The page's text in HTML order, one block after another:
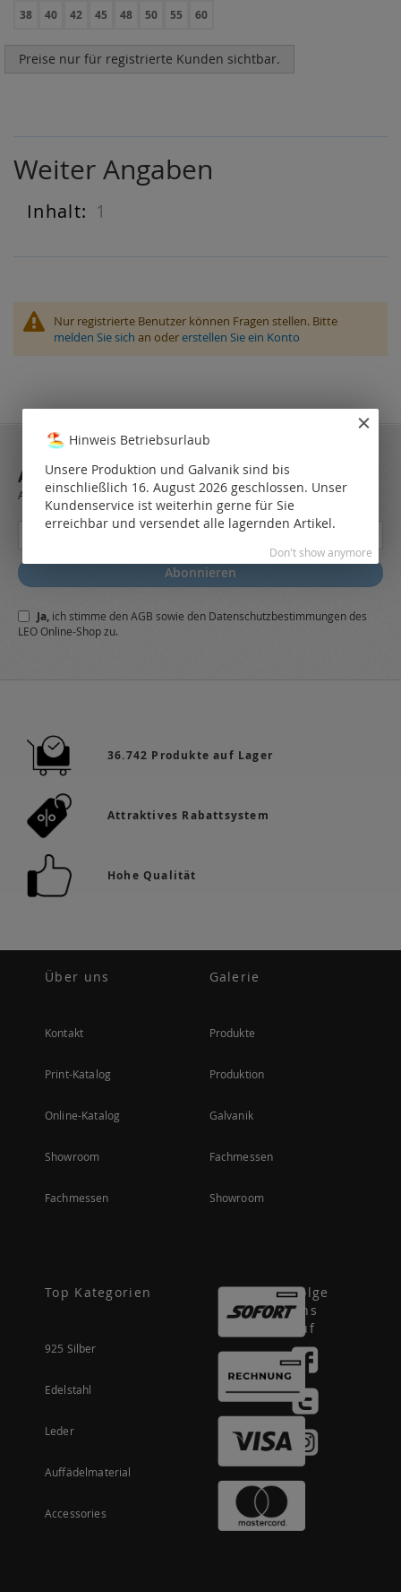
38 40 42 45 48 50 55 60
Preise nur für registrierte Kunden sichtbar.
Weiter Angaben
Weiter
1
Nur registrierte Benutzer können Fragen stellen. Bitte
melden Sie sich an odererstellen Sie ein Konto
ABONNIEREN SIE UNSEREN NEWSLETTER
Always stay up to date and find out what's new from the very first hand.
Melden
sich
für
Newsletter
a:
Abonnieren
Ja, ich stimme denAGB sowie den Datenschutzbestimmungendes
LEO Online-Shop zu.
36.742 Produkte auf Lager
Attraktives Rabattsystem
Hohe Qualität
Über uns
Kontakt
Print-Katalog
Online-Katalog
Showroom
Fachmessen
Galerie
Produkte
Produktion
Galvanik
Fachmessen
Showroom
Top Kategorien
925 Silber
Edelstahl
Leder
Auffädelmaterial
Accessories
Folge
uns
auf
Hinweis Betriebsurlaub
Unsere Produktion und Galvanik sind bis
einschließlich 16. August 2026 geschlossen. Unser
Kundenservice ist weiterhin gerne für Sie
erreichbar und versendet alle lagernden Artikel.
Don't show anymore